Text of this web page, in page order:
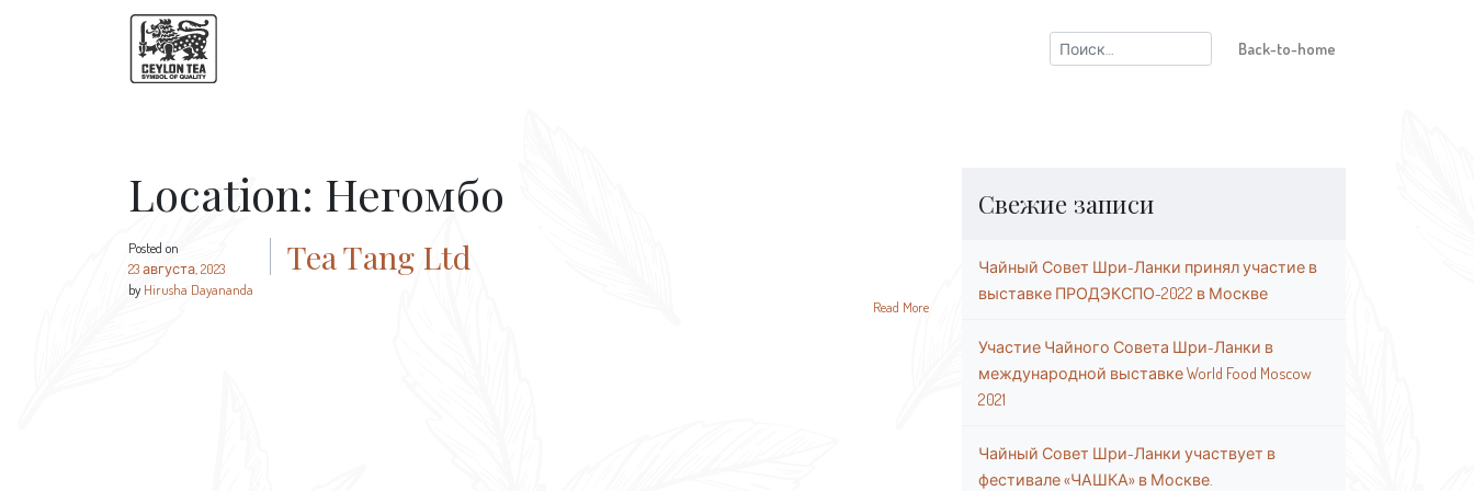
Найти: Back-to-home
Location: Негомбо
Posted on
23 августа, 2023
byHirusha Dayananda
Tea Tang Ltd
Read More
Свежие записи
Чайный Совет Шри-Ланки принял участие в
выставке ПРОДЭКСПО-2022 в Москве
Участие Чайного Совета Шри-Ланки в
международной выставке World Food Moscow
2021
Чайный Совет Шри-Ланки участвует в
фестивале «ЧАШКА» в Москве.